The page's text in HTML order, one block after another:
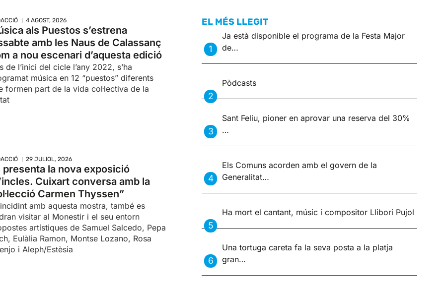
4 AGOST, 2026
als Puestos s’estrena
amb les Naus de Calassanç
a nou escenari d’aquesta edició
de l’inici del cicle l’any 2022, s’ha
música en 12 “puestos” diferents
formen part de la vida col·lectiva de la
29 JULIOL, 2026
presenta la nova exposició
Cuixart conversa amb la
Carmen Thyssen”
amb aquesta mostra, també es
visitar al Monestir i el seu entorn
artístiques de Samuel Salcedo, Pepa
Eulàlia Ramon, Montse Lozano, Rosa
i Aleph/Estèsia
EL MÉS LLEGIT
Ja està disponible el programa de la Festa Major
de…
Pòdcasts
Sant Feliu, pioner en aprovar una reserva del 30%
…
Els Comuns acorden amb el govern de la
Generalitat…
Ha mort el cantant, músic i compositor Llibori Pujol
Una tortuga careta fa la seva posta a la platja
gran…